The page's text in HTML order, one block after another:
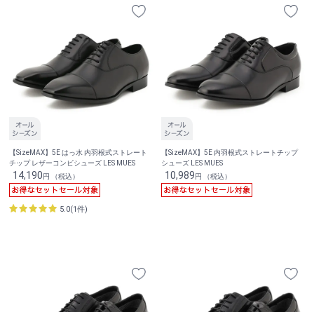
【SizeMAX】5E はっ水 内羽根式ストレート
チップ レザーコンビシューズ LES MUES
14,190円 （税込）
5.0(1件)
【SizeMAX】5E 内羽根式ストレートチップ
シューズ LES MUES
10,989円 （税込）